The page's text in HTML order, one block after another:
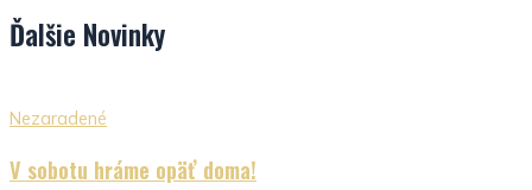
Ďalšie Novinky
Nezaradené
V sobotu hráme opäť doma!